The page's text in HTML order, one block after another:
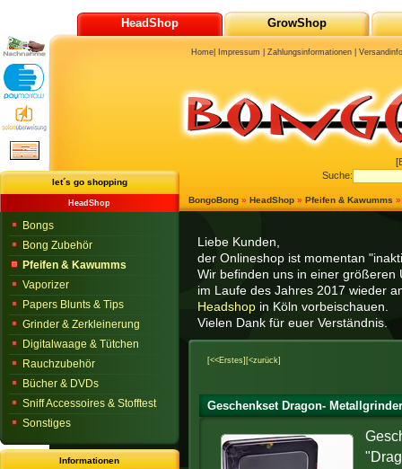
Liebe Kunden,
der Onlineshop ist momentan
Wir befinden uns in einer größeren
im Laufe des Jahres 2017 wieder
Headshop in Köln vorbeischauen.
Vielen Dank für euer Verständnis.
[<<Erstes] [<zurück]
Geschenkset Dragon-
BongoBong » HeadShop » Pfeifen & Kawumms
let´s go shopping
HeadShop
Bongs
Bong Zubehör
Pfeifen & Kawumms
Vaporizer
Papers Blunts & Tips
Grinder & Zerkleinerung
Digitalwaage & Tütchen
Rauchzubehör
Bücher & DVDs
Sniff Accessoires & Stofftest
Sonstiges
Informationen
HeadShop GrowShop
Suche:
Home Impressum |Zahlungsinformationen |